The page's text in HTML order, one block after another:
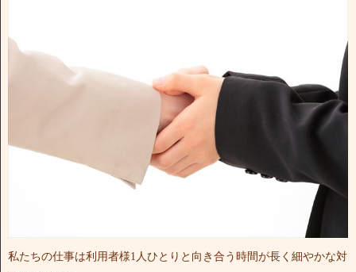
私たちの仕事は利用者様1人ひとりと向き合う時間が長く細やかな対